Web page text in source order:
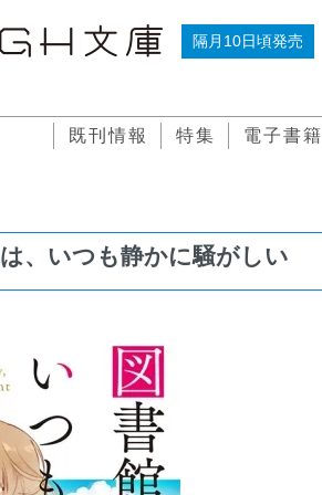
隔月10日頃発売
既刊情報 特集 電子書籍
、いつも静かに騒がしい